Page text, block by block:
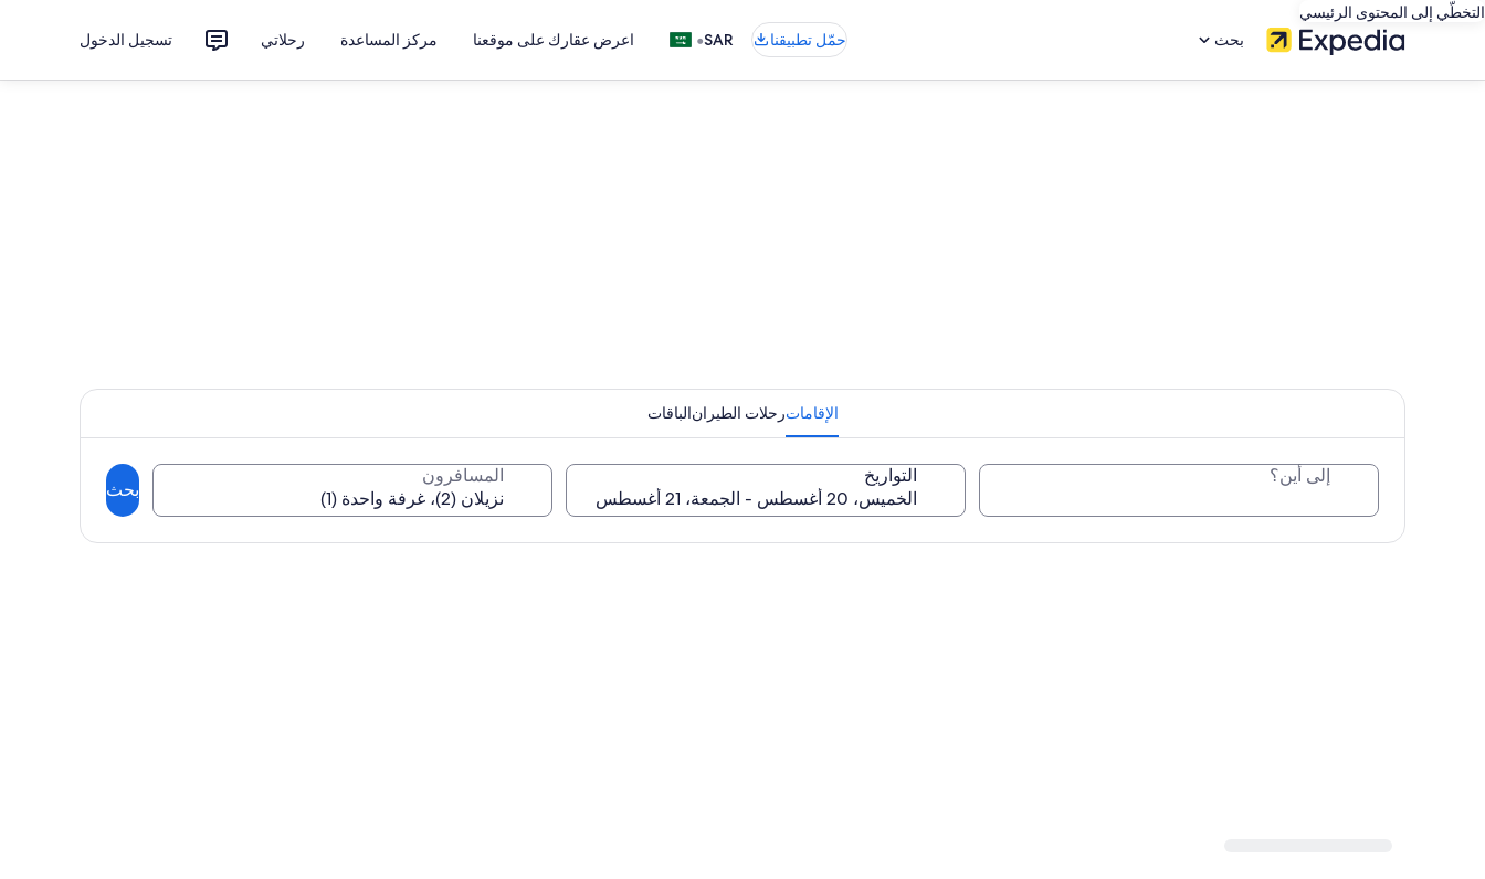
التخطّي إلى المحتوى الرئيسي
بحث
حمّل تطبيقنا SAR
• اعرض عقارك على موقعنا مركز المساعدة رحلاتي تسجيل الدخول
الإقاماترحلات الطيرانالباقات
إلى أين؟ التواريخ المسافرون
بحث